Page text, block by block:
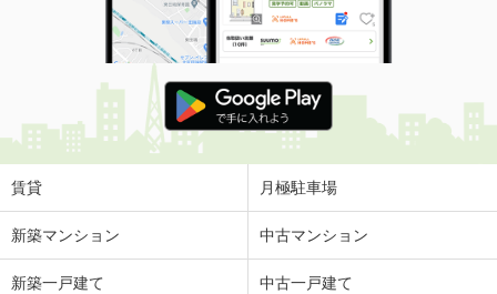
間取り
2LDK
福井県福井市文京５丁目
価 格
4.80万円
住 所
福井県福井市文京５丁目
専有面積
福井県福井市志比口２丁目
賃貸 月極駐車場
新築マンション 中古マンション
新築一戸建て 中古一戸建て